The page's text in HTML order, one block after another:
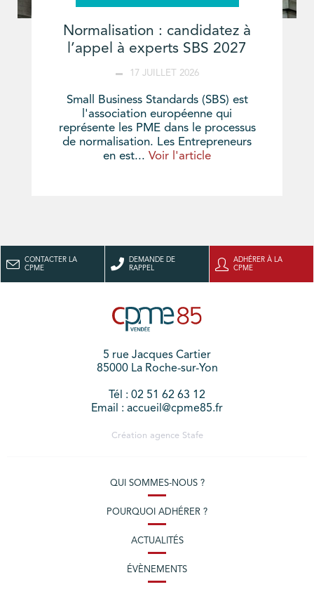
Normalisation : candidatez à
l’appel à experts SBS 2027
17 JUILLET 2026
Small Business Standards (SBS) est
l'association européenne qui
représente les PME dans le processus
de normalisation. Les Entrepreneurs
en est... Voir l'article
CONTACTER LA
CPME
DEMANDE DE
RAPPEL
ADHÉRER À LA
CPME
5 rue Jacques Cartier
85000 La Roche-sur-Yon
Tél : 02 51 62 63 12
Email : accueil@cpme85.fr
Création agence Stafe
QUI SOMMES-NOUS ?
POURQUOI ADHÉRER ?
ACTUALITÉS
ÉVÈNEMENTS